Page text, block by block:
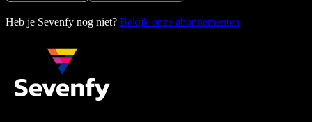
Heb je Sevenfy nog niet? Bekijk onze abonnementen